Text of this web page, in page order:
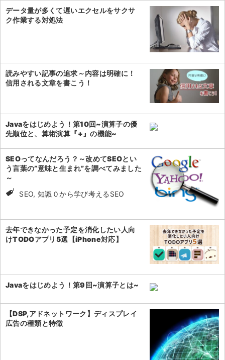
データ量が多くて遅いエクセルをサクサ
ク作業する対処法
読みやすい記事の追求～内容は明確に！
信用される文章を書こう！
Javaをはじめよう！第10回~演算子の優
先順位と、算術演算『+』の機能~
SEOってなんだろう？～改めてSEOとい
う言葉の”意味と生まれ”を調べてみました
～
SEO, 知識０から学び考えるSEO
去年できなかった予定を消化したい人向
けTODOアプリ5選【iPhone対応】
Javaをはじめよう！第9回~演算子とは~
【DSP,アドネットワーク】ディスプレイ
広告の種類と特徴